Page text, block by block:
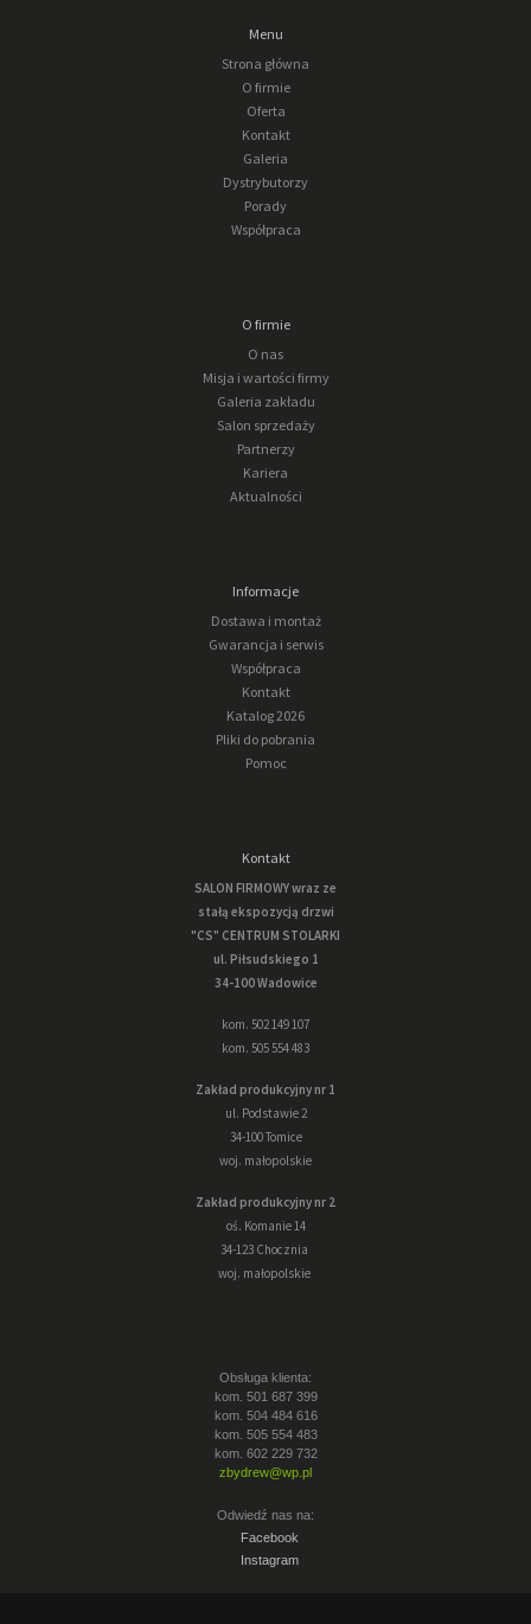
Menu
Strona główna
O firmie
Oferta
Kontakt
Galeria
Dystrybutorzy
Porady
Współpraca
O firmie
O nas
Misja i wartości firmy
Galeria zakładu
Salon sprzedaży
Partnerzy
Kariera
Aktualności
Informacje
Dostawa i montaż
Gwarancja i serwis
Współpraca
Kontakt
Katalog 2026
Pliki do pobrania
Pomoc
Kontakt
SALON FIRMOWY wraz ze
stałą ekspozycją drzwi
"CS" CENTRUM STOLARKI
ul. Piłsudskiego 1
34-100 Wadowice
kom. 502 149 107
kom. 505 554 483
Zakład produkcyjny nr 1
ul. Podstawie 2
34-100 Tomice
woj. małopolskie
Zakład produkcyjny nr 2
oś. Komanie 14
34-123 Chocznia
woj. małopolskie
Obsługa klienta:
kom. 501 687 399
kom. 504 484 616
kom. 505 554 483
kom. 602 229 732
zbydrew@wp.pl
Odwiedź nas na:
Facebook
Instagram